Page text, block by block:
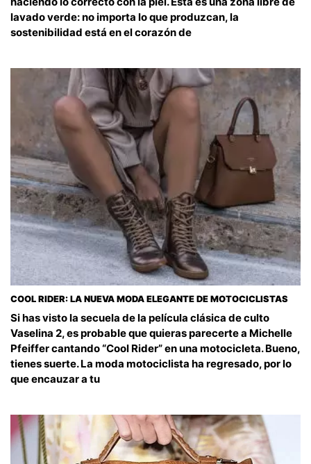
lavado verde: no importa lo que produzcan, la
sostenibilidad está en el corazón de
COOL RIDER: LA NUEVA MODA ELEGANTE DE MOTOCICLISTAS
Si has visto la secuela de la película clásica de culto
Vaselina 2, es probable que quieras parecerte a Michelle
Pfeiffer cantando “Cool Rider” en una motocicleta. Bueno,
tienes suerte. La moda motociclista ha regresado, por lo
que encauzar a tu